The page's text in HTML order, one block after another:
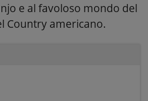
e al favoloso mondo del
Country americano.